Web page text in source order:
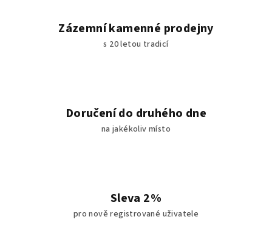
Zázemní kamenné prodejny
s 20 letou tradicí
Doručení do druhého dne
na jakékoliv místo
Sleva 2%
pro nově registrované uživatele